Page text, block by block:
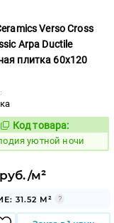
Verso Cross
Arpa Ductile
плитка 60x120
966936
Код товара:
уютной ночи
м²
31.52 М²